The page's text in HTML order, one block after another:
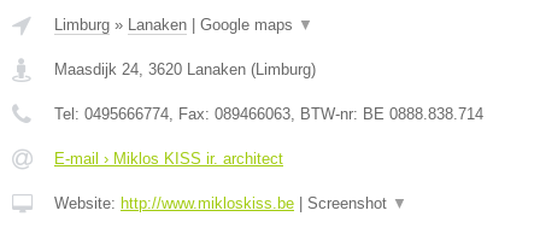
Limburg » Lanaken Google maps ▼
Maasdijk 24 3620 Lanaken ( Limburg)
Tel: 0495666774 , Fax: 089466063 , BTW-nr: BE 0888.838.714
E-mail › Miklos KISS ir. architect
Website: http://www.mikloskiss.be Screenshot ▼